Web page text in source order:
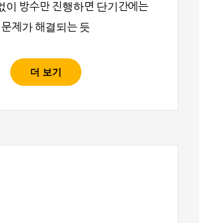
이 방수만 진행하면 단기간에는
문제가 해결되는 듯
더 보기